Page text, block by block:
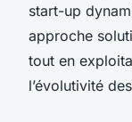
start-up
approche
tout en
l’évolutivité